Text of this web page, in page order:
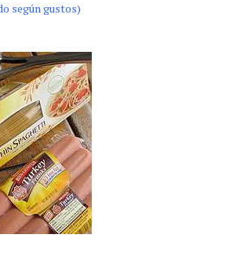
según gustos)